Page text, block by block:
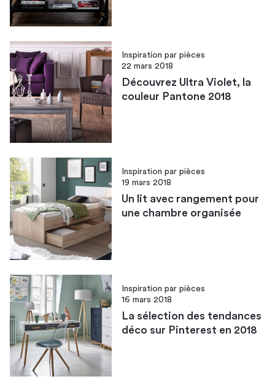
Inspiration par pièces
22 mars 2018
Découvrez Ultra Violet, la
couleur Pantone 2018
Inspiration par pièces
19 mars 2018
Un lit avec rangement pour
une chambre organisée
Inspiration par pièces
16 mars 2018
La sélection des tendances
déco sur Pinterest en 2018